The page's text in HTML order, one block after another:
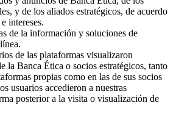
y de los aliados estratégicos, de acuerdo
intereses.
de la información y soluciones de
de las plataformas visualizaron
la Banca Ética o socios estratégicos, tanto
propias como en las de sus socios
usuarios accedieron a nuestras
posterior a la visita o visualización de